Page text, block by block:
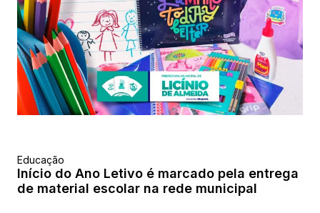
Educação
Início do Ano Letivo é marcado pela entrega
de material escolar na rede municipal